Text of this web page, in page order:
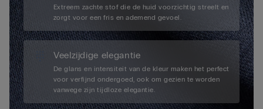
Extreem zachte stof die de huid voorzichtig streelt en
zorgt voor een fris en ademend gevoel.
Veelzijdige elegantie
De glans en intensiteit van de kleur maken het perfect
voor verfijnd ondergoed, ook om gezien te worden
vanwege zijn tijdloze elegantie.